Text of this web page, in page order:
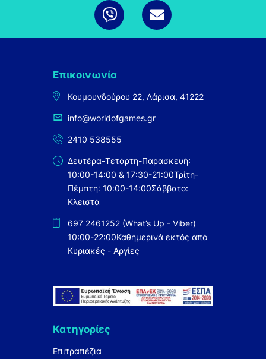
Επικοινωνία
Κουμουνδούρου 22, Λάρισα, 41222
info@worldofgames.gr
2410 538555
Δευτέρα-Τετάρτη-Παρασκευή:
10:00-14:00 & 17:30-21:00Τρίτη-
Πέμπτη: 10:00-14:00Σάββατο:
Κλειστά
697 2461252 (What’s Up - Viber)
10:00-22:00Καθημερινά εκτός από
Κυριακές - Αργίες
Κατηγορίες
Επιτραπέζια